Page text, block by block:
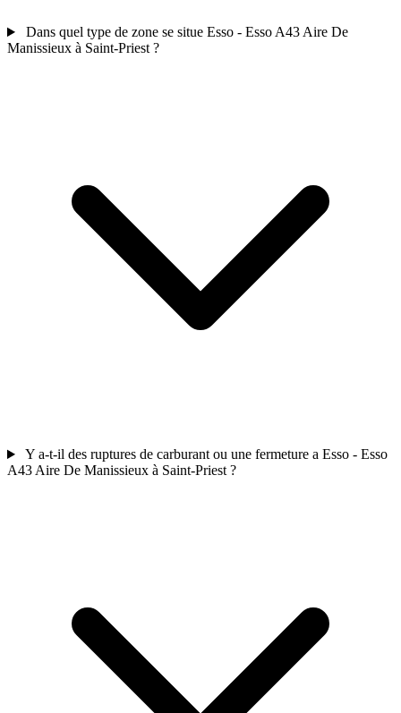
Dans quel type de zone se situe Esso - Esso A43 Aire De
Manissieux à Saint-Priest ?
Y a-t-il des ruptures de carburant ou une fermeture a Esso - Esso
A43 Aire De Manissieux à Saint-Priest ?